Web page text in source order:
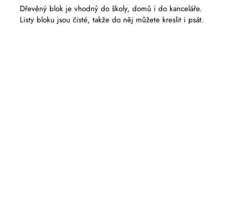
Dřevěný blok je vhodný do školy, domů i do kanceláře.
Listy bloku jsou čisté, takže do něj můžete kreslit i psát.